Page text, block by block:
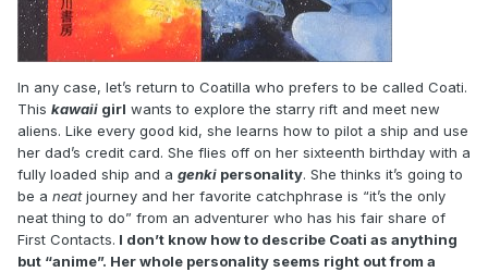
In any case, let’s return to Coatilla who prefers to be called Coati.
This kawaii girl wants to explore the starry rift and meet new
aliens. Like every good kid, she learns how to pilot a ship and use
her dad’s credit card. She flies off on her sixteenth birthday with a
fully loaded ship and a genki personality. She thinks it’s going to
be a neatjourney and her favorite catchphrase is “it’s the only
neat thing to do” from an adventurer who has his fair share of
First Contacts. I don’t know how to describe Coati as anything
but “anime”. Her whole personality seems right out from a